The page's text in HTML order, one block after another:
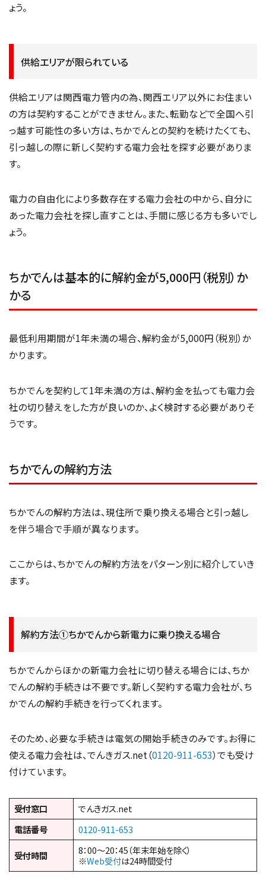
ょう。
供給エリアが限られている
供給エリアは関西電力管内の為、関西エリア以外にお住まい
の方は契約することができません。また、転勤などで全国へ引
っ越す可能性の多い方は、ちかでんとの契約を続けたくても、
引っ越しの際に新しく契約する電力会社を探す必要がありま
す。
電力の自由化により多数存在する電力会社の中から、自分に
あった電力会社を探し直すことは、手間に感じる方も多いでし
ょう。
ちかでんは基本的に解約金が5,000円（税別）か
かる
最低利用期間が1年未満の場合、解約金が5,000円（税別）か
かります。
ちかでんを契約して1年未満の方は、解約金を払っても電力会
社の切り替えをした方が良いのか、よく検討する必要がありそ
うです。
ちかでんの解約方法
ちかでんの解約方法は、現住所で乗り換える場合と引っ越し
を伴う場合で手順が異なります。
ここからは、ちかでんの解約方法をパターン別に紹介していき
ます。
解約方法①ちかでんから新電力に乗り換える場合
ちかでんからほかの新電力会社に切り替える場合には、ちか
でんの解約手続きは不要です。新しく契約する電力会社が、ち
かでんの解約手続きを行ってくれます。
そのため、必要な手続きは電気の開始手続きのみです。お得に
使える電力会社は、でんきガス.net（0120-911-653）でも受け
付けています。
受付窓口
でんきガス.net
電話番号
0120-911-653
受付時間
8：00～20：45（年末年始を除く）
※Web受付は24時間受付